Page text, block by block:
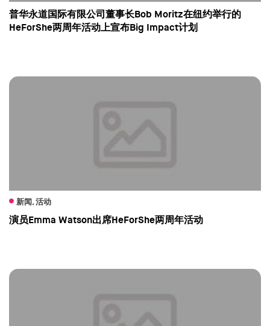
普华永道国际有限公司董事长Bob Moritz在纽约举行的
HeForShe两周年活动上宣布Big Impact计划
新闻, 活动
演员Emma Watson出席HeForShe两周年活动